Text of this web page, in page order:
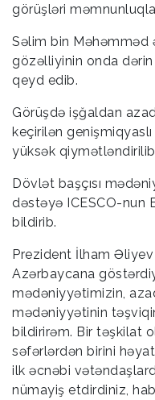
görüşləri məmnunluqla
Səlim bin Məhəmməd
gözəlliyinin onda dərin
qeyd edib.
Görüşdə işğaldan
keçirilən
yüksək
Dövlət başçısı
dəstəyə ICESCO-nun
bildirib.
Prezident İlham
Azərbaycana
mədəniyyətimizin,
mədəniyyətinin
bildirirəm. Bir təşkilat
səfərlərdən birini
ilk əcnəbi
nümayiş etdirdiniz,